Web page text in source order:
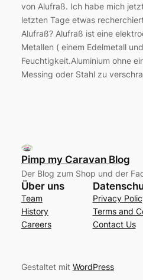
von Alufraß. Ich habe mich
letzten Tage etwas
Alufraß? Alufraß ist eine
Metallen ( einem Edelmetall
Feuchtigkeit.Aluminium ohne
Messing oder Stahl zu
Pimp my Caravan Blog
Der Blog zum Shop und der
Über uns
Team
History
Careers
Privacy
Terms and
Contact Us
Gestaltet mit WordPress